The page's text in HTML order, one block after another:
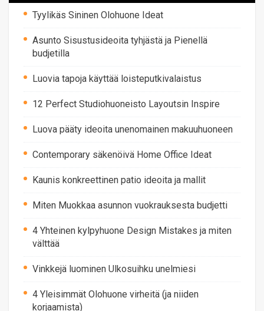
Tyylikäs Sininen Olohuone Ideat
Asunto Sisustusideoita tyhjästä ja Pienellä
budjetilla
Luovia tapoja käyttää loisteputkivalaistus
12 Perfect Studiohuoneisto Layoutsin Inspire
Luova pääty ideoita unenomainen makuuhuoneen
Contemporary säkenöivä Home Office Ideat
Kaunis konkreettinen patio ideoita ja mallit
Miten Muokkaa asunnon vuokrauksesta budjetti
4 Yhteinen kylpyhuone Design Mistakes ja miten
välttää
Vinkkejä luominen Ulkosuihku unelmiesi
4 Yleisimmät Olohuone virheitä (ja niiden
korjaamista)